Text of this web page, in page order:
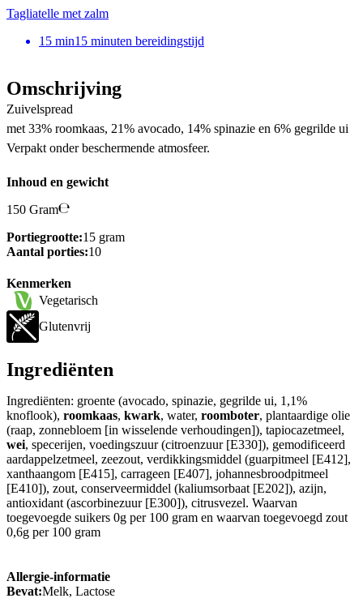
Tagliatelle met zalm
15 min15 minuten bereidingstijd
Omschrijving
Zuivelspread
met 33% roomkaas, 21% avocado, 14% spinazie en 6% gegrilde ui
Verpakt onder beschermende atmosfeer.
Inhoud en gewicht
150 Gram
Portiegrootte:15 gram
Aantal porties:10
Kenmerken
Vegetarisch
Glutenvrij
Ingrediënten
Ingrediënten: groente (avocado, spinazie, gegrilde ui, 1,1%
knoflook), roomkaas, kwark, water, roomboter, plantaardige olie
(raap, zonnebloem [in wisselende verhoudingen]), tapiocazetmeel,
wei, specerijen, voedingszuur (citroenzuur [E330]), gemodificeerd
aardappelzetmeel, zeezout, verdikkingsmiddel (guarpitmeel [E412],
xanthaangom [E415], carrageen [E407], johannesbroodpitmeel
[E410]), zout, conserveermiddel (kaliumsorbaat [E202]), azijn,
antioxidant (ascorbinezuur [E300]), citrusvezel. Waarvan
toegevoegde suikers 0g per 100 gram en waarvan toegevoegd zout
0,6g per 100 gram
Allergie-informatie
Bevat:Melk, Lactose